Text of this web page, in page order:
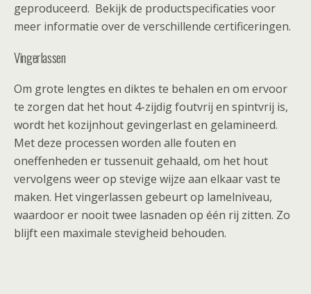
geproduceerd. Bekijk de productspecificaties voor
meer informatie over de verschillende certificeringen.
Vingerlassen
Om grote lengtes en diktes te behalen en om ervoor
te zorgen dat het hout 4-zijdig foutvrij en spintvrij is,
wordt het kozijnhout gevingerlast en gelamineerd.
Met deze processen worden alle fouten en
oneffenheden er tussenuit gehaald, om het hout
vervolgens weer op stevige wijze aan elkaar vast te
maken. Het vingerlassen gebeurt op lamelniveau,
waardoor er nooit twee lasnaden op één rij zitten. Zo
blijft een maximale stevigheid behouden.